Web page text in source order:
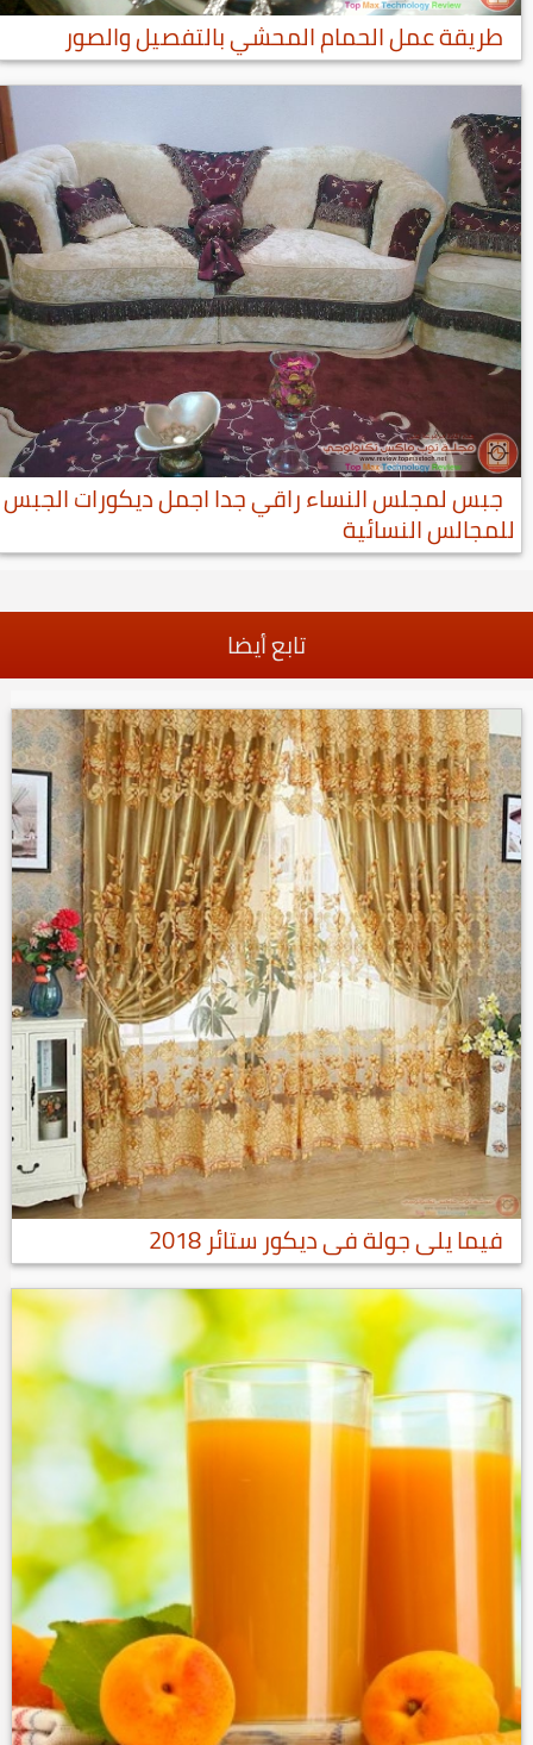
طريقة عمل الحمام المحشي بالتفصيل والصور
جبس لمجلس النساء راقي جدا اجمل ديكورات الجبس
للمجالس النسائية
تابع أيضا
فيما يلى جولة فى ديكور ستائر 2018